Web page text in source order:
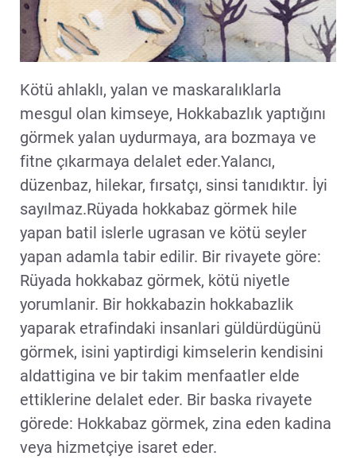
Kötü ahlaklı, yalan ve maskaralıklarla
mesgul olan kimseye, Hokkabazlık yaptığını
görmek yalan uydurmaya, ara bozmaya ve
fitne çıkarmaya delalet eder.Yalancı,
düzenbaz, hilekar, fırsatçı, sinsi tanıdıktır. İyi
sayılmaz.Rüyada hokkabaz görmek hile
yapan batil islerle ugrasan ve kötü seyler
yapan adamla tabir edilir. Bir rivayete göre:
Rüyada hokkabaz görmek, kötü niyetle
yorumlanir. Bir hokkabazin hokkabazlik
yaparak etrafindaki insanlari güldürdügünü
görmek, isini yaptirdigi kimselerin kendisini
aldattigina ve bir takim menfaatler elde
ettiklerine delalet eder. Bir baska rivayete
görede: Hokkabaz görmek, zina eden kadina
veya hizmetçiye isaret eder.